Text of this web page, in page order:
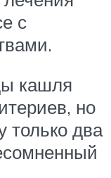
с
кашля
но
только два